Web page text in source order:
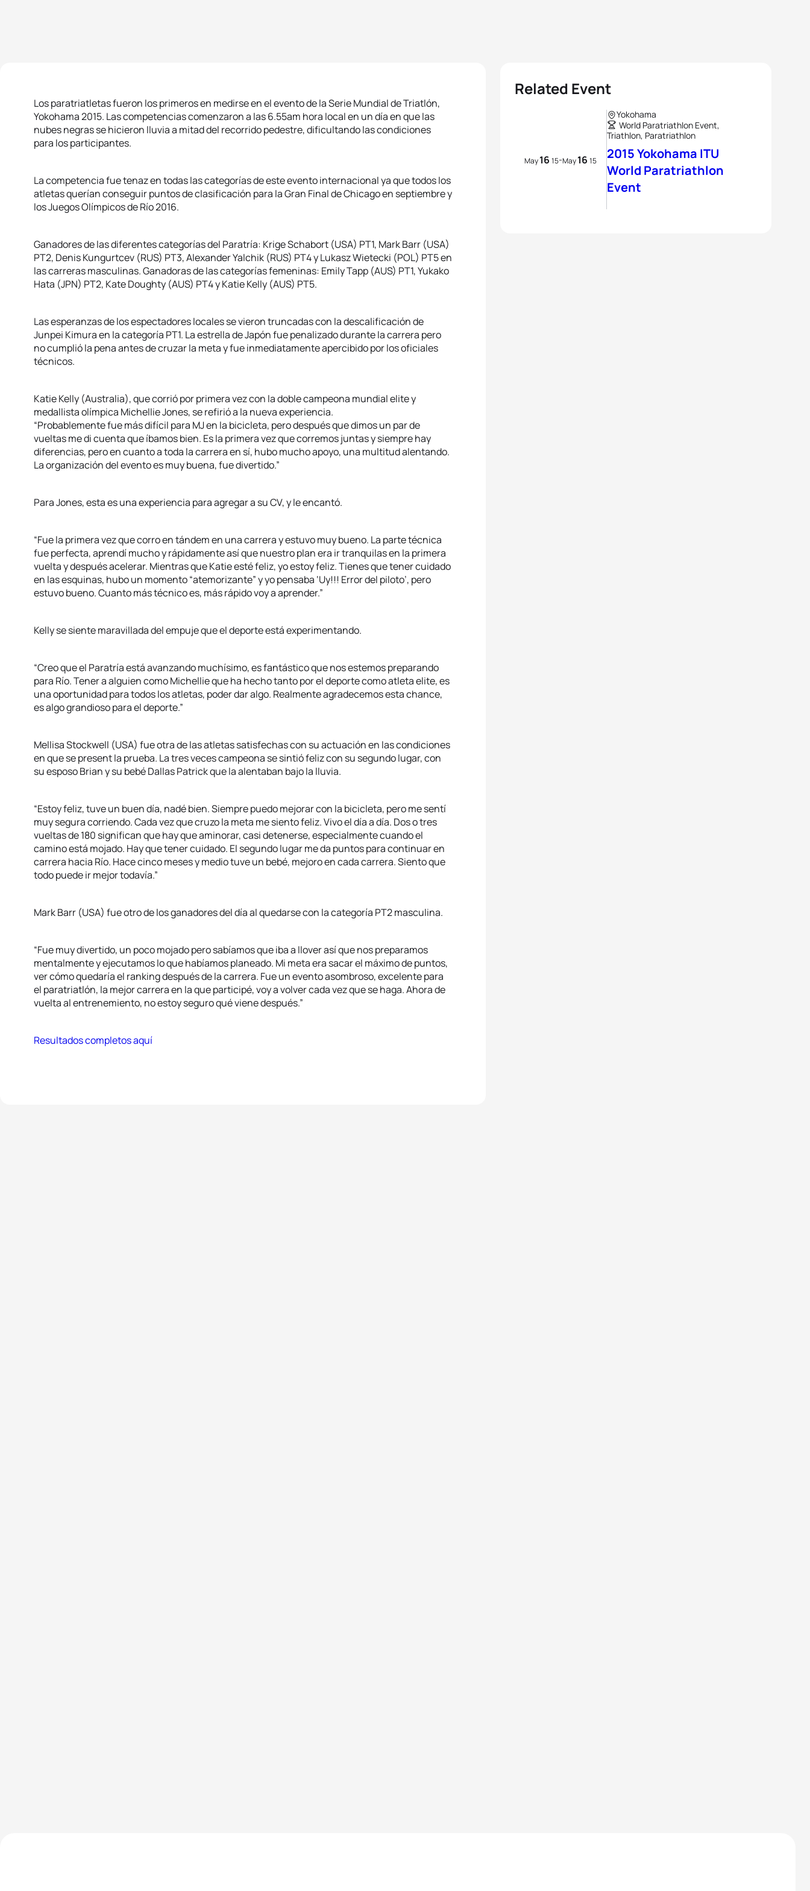
Los paratriatletas fueron los primeros en medirse en el evento de la Serie Mundial de Triatlón,
Yokohama 2015. Las competencias comenzaron a las 6.55am hora local en un día en que las
nubes negras se hicieron lluvia a mitad del recorrido pedestre, dificultando las condiciones
para los participantes.
La competencia fue tenaz en todas las categorías de este evento internacional ya que todos los
atletas querían conseguir puntos de clasificación para la Gran Final de Chicago en septiembre y
los Juegos Olímpicos de Río 2016.
Ganadores de las diferentes categorías del Paratría: Krige Schabort (USA) PT1, Mark Barr (USA)
PT2, Denis Kungurtcev (RUS) PT3, Alexander Yalchik (RUS) PT4 y Lukasz Wietecki (POL) PT5 en
las carreras masculinas. Ganadoras de las categorías femeninas: Emily Tapp (AUS) PT1, Yukako
Hata (JPN) PT2, Kate Doughty (AUS) PT4 y Katie Kelly (AUS) PT5.
Las esperanzas de los espectadores locales se vieron truncadas con la descalificación de
Junpei Kimura en la categoría PT1. La estrella de Japón fue penalizado durante la carrera pero
no cumplió la pena antes de cruzar la meta y fue inmediatamente apercibido por los oficiales
técnicos.
Katie Kelly (Australia), que corrió por primera vez con la doble campeona mundial elite y
medallista olímpica Michellie Jones, se refirió a la nueva experiencia.
“Probablemente fue más difícil para MJ en la bicicleta, pero después que dimos un par de
vueltas me di cuenta que íbamos bien. Es la primera vez que corremos juntas y siempre hay
diferencias, pero en cuanto a toda la carrera en sí, hubo mucho apoyo, una multitud alentando.
La organización del evento es muy buena, fue divertido.”
Para Jones, esta es una experiencia para agregar a su CV, y le encantó.
“Fue la primera vez que corro en tándem en una carrera y estuvo muy bueno. La parte técnica
fue perfecta, aprendí mucho y rápidamente así que nuestro plan era ir tranquilas en la primera
vuelta y después acelerar. Mientras que Katie esté feliz, yo estoy feliz. Tienes que tener cuidado
en las esquinas, hubo un momento “atemorizante” y yo pensaba ‘Uy!!! Error del piloto’, pero
estuvo bueno. Cuanto más técnico es, más rápido voy a aprender.”
Kelly se siente maravillada del empuje que el deporte está experimentando.
“Creo que el Paratría está avanzando muchísimo, es fantástico que nos estemos preparando
para Río. Tener a alguien como Michellie que ha hecho tanto por el deporte como atleta elite, es
una oportunidad para todos los atletas, poder dar algo. Realmente agradecemos esta chance,
es algo grandioso para el deporte.”
Mellisa Stockwell (USA) fue otra de las atletas satisfechas con su actuación en las condiciones
en que se present la prueba. La tres veces campeona se sintió feliz con su segundo lugar, con
su esposo Brian y su bebé Dallas Patrick que la alentaban bajo la lluvia.
“Estoy feliz, tuve un buen día, nadé bien. Siempre puedo mejorar con la bicicleta, pero me sentí
muy segura corriendo. Cada vez que cruzo la meta me siento feliz. Vivo el día a día. Dos o tres
vueltas de 180 significan que hay que aminorar, casi detenerse, especialmente cuando el
camino está mojado. Hay que tener cuidado. El segundo lugar me da puntos para continuar en
carrera hacia Río. Hace cinco meses y medio tuve un bebé, mejoro en cada carrera. Siento que
todo puede ir mejor todavía.”
Mark Barr (USA) fue otro de los ganadores del día al quedarse con la categoría PT2 masculina.
“Fue muy divertido, un poco mojado pero sabíamos que iba a llover así que nos preparamos
mentalmente y ejecutamos lo que habíamos planeado. Mi meta era sacar el máximo de puntos,
ver cómo quedaría el ranking después de la carrera. Fue un evento asombroso, excelente para
el paratriatlón, la mejor carrera en la que participé, voy a volver cada vez que se haga. Ahora de
vuelta al entrenemiento, no estoy seguro qué viene después.”
Resultados completos aquí
Related Event
May16 15-May16 15
Yokohama
World Paratriathlon Event,
Triathlon, Paratriathlon
2015 Yokohama ITU
World Paratriathlon
Event